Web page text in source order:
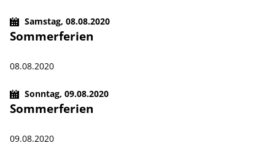
Samstag,08.08.2020
Sommerferien
08.08.2020
Sonntag,09.08.2020
Sommerferien
09.08.2020